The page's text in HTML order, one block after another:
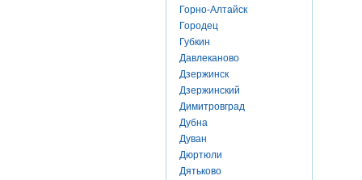
Горно-Алтайск
Городец
Губкин
Давлеканово
Дзержинск
Дзержинский
Димитровград
Дубна
Дуван
Дюртюли
Дятьково